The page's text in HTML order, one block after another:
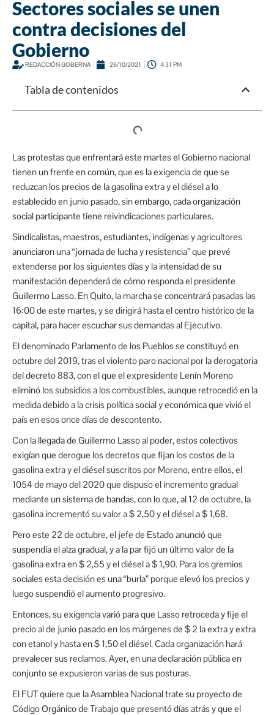
Sectores sociales se unen
contra decisiones del
Gobierno
REDACCIÓN GOBERNA 26/10/2021 4:31 PM
Tabla de contenidos
Las protestas que enfrentará este martes el Gobierno nacional
tienen un frente en común, que es la exigencia de que se
reduzcan los precios de la gasolina extra y el diésel a lo
establecido en junio pasado, sin embargo, cada organización
social participante tiene reivindicaciones particulares.
Sindicalistas, maestros, estudiantes, indígenas y agricultores
anunciaron una “jornada de lucha y resistencia” que prevé
extenderse por los siguientes días y la intensidad de su
manifestación dependerá de cómo responda el presidente
Guillermo Lasso. En Quito, la marcha se concentrará pasadas las
16:00 de este martes, y se dirigirá hasta el centro histórico de la
capital, para hacer escuchar sus demandas al Ejecutivo.
El denominado Parlamento de los Pueblos se constituyó en
octubre del 2019, tras el violento paro nacional por la derogatoria
del decreto 883, con el que el expresidente Lenín Moreno
eliminó los subsidios a los combustibles, aunque retrocedió en la
medida debido a la crisis política social y económica que vivió el
país en esos once días de descontento.
Con la llegada de Guillermo Lasso al poder, estos colectivos
exigían que derogue los decretos que fijan los costos de la
gasolina extra y el diésel suscritos por Moreno, entre ellos, el
1054 de mayo del 2020 que dispuso el incremento gradual
mediante un sistema de bandas, con lo que, al 12 de octubre, la
gasolina incrementó su valor a $ 2,50 y el diésel a $ 1,68.
Pero este 22 de octubre, el jefe de Estado anunció que
suspendía el alza gradual, y a la par fijó un último valor de la
gasolina extra en $ 2,55 y el diésel a $ 1,90. Para los gremios
sociales esta decisión es una “burla” porque elevó los precios y
luego suspendió el aumento progresivo.
Entonces, su exigencia varió para que Lasso retroceda y fije el
precio al de junio pasado en los márgenes de $ 2 la extra y extra
con etanol y hasta en $ 1,50 el diésel. Cada organización hará
prevalecer sus reclamos. Ayer, en una declaración pública en
conjunto se expusieron varias de sus posturas.
El FUT quiere que la Asamblea Nacional trate su proyecto de
Código Orgánico de Trabajo que presentó días atrás y que el